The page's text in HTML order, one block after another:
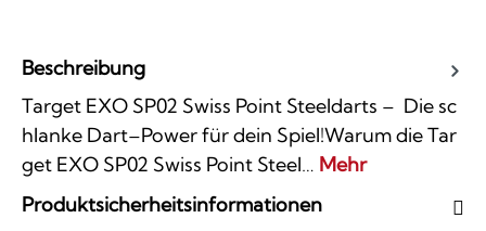
Beschreibung
Target EXO SP02 Swiss Point Steeldarts – Die sc
hlanke Dart–Power für dein Spiel!Warum die Tar
get EXO SP02 Swiss Point Steel… Mehr
Produktsicherheitsinformationen